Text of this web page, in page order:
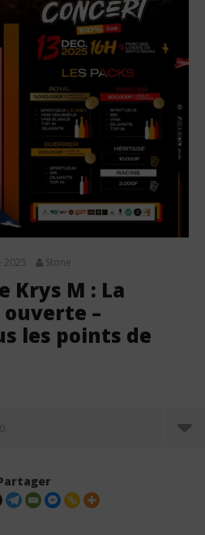
2025 Stone
Krys M : La
–
les points de
0